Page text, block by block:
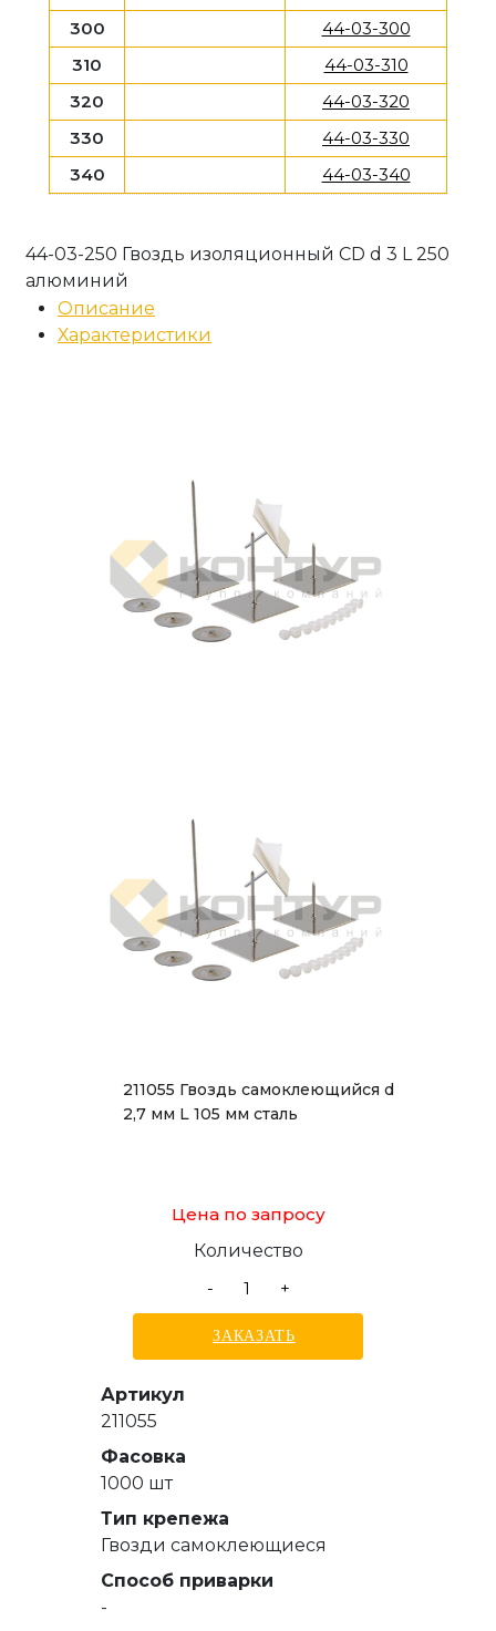
300
44-03-300
310
44-03-310
320
44-03-320
330
44-03-330
340
44-03-340
44-03-250 Гвоздь изоляционный CD d 3 L 250
алюминий
Описание
Характеристики
211055 Гвоздь самоклеющийся d
2,7 мм L 105 мм сталь
Цена по запросу
Количество
-
+
ЗАКАЗАТЬ
Артикул
211055
Фасовка
1000 шт
Тип крепежа
Гвозди самоклеющиеся
Способ приварки
-